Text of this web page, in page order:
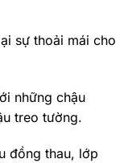
sự thoải mái cho
những chậu
treo tường.
đồng thau, lớp